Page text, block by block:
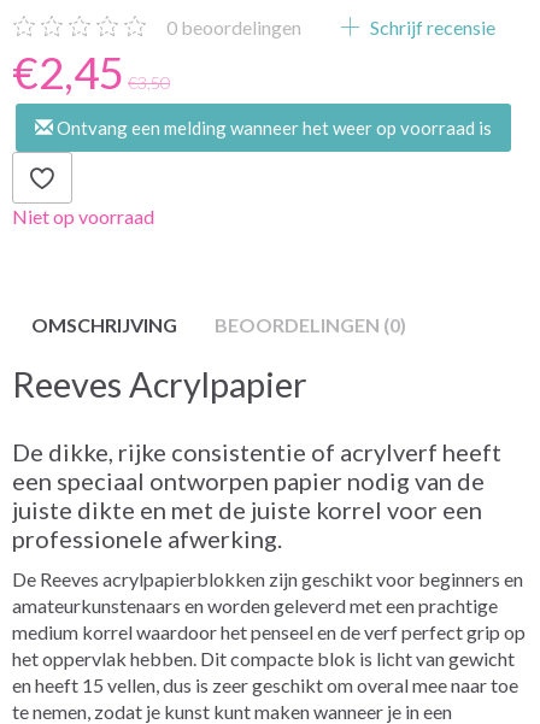
0 beoordelingen Schrijf recensie
€2,45 €3,50
Ontvang een melding wanneer het weer op voorraad is
Niet op voorraad
OMSCHRIJVING BEOORDELINGEN (0)
Reeves Acrylpapier
De dikke, rijke consistentie of acrylverf heeft
een speciaal ontworpen papier nodig van de
juiste dikte en met de juiste korrel voor een
professionele afwerking.
De Reeves acrylpapierblokken zijn geschikt voor beginners en
amateurkunstenaars en worden geleverd met een prachtige
medium korrel waardoor het penseel en de verf perfect grip op
het oppervlak hebben. Dit compacte blok is licht van gewicht
en heeft 15 vellen, dus is zeer geschikt om overal mee naar toe
te nemen, zodat je kunst kunt maken wanneer je in een